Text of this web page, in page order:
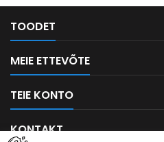
TOODET
MEIE ETTEVÕTE
TEIE KONTO
KONTAKT